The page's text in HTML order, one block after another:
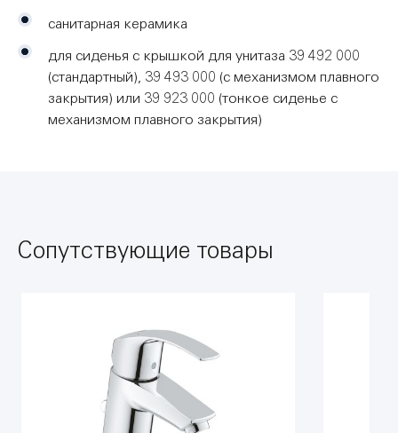
санитарная керамика
для сиденья с крышкой для унитаза 39 492 000
(стандартный), 39 493 000 (с механизмом плавного
закрытия) или 39 923 000 (тонкое сиденье с
механизмом плавного закрытия)
Сопутствующие товары